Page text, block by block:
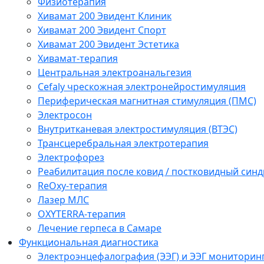
Хивамат 200 Эвидент Клиник
Хивамат 200 Эвидент Спорт
Хивамат 200 Эвидент Эстетика
Хивамат-терапия
Центральная электроанальгезия
Cefaly чреcкожная электронейростимуляция
Периферическая магнитная стимуляция (ПМС)
Электросон
Внутритканевая электростимуляция (ВТЭС)
Трансцеребральная электротерапия
Электрофорез
Реабилитация после ковид / постковидный
ReOxy-терапия
Лазер МЛС
OXYTERRA-терапия
Лечение герпеса в Самаре
Функциональная диагностика
Электроэнцефалография (ЭЭГ) и ЭЭГ